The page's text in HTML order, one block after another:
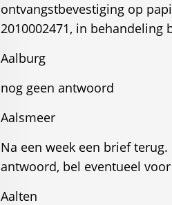
ontvangstbevestiging op
2010002471, in behandeling
Aalburg
nog geen antwoord
Aalsmeer
Na een week een brief terug.
antwoord, bel eventueel
Aalten